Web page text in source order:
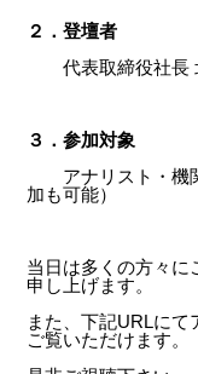
２ ．登壇者
代表取締役社長
３．参加対象
アナリスト・機関
加も可能）
当日は多くの方々に
申し上げます。
また、下記URLに
ご覧いただけます。